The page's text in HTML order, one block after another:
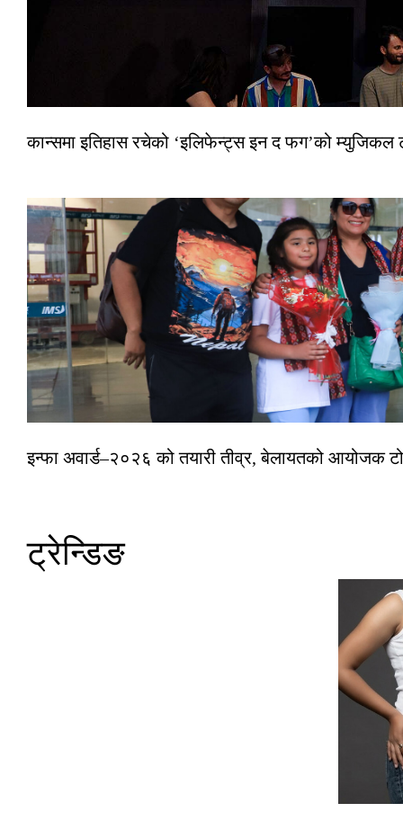
कान्समा इतिहास रचेको ‘इलिफेन्ट्स इन द फग’को म्युजिकल
इन्फा अवार्ड–२०२६ को तयारी तीव्र, बेलायतको आयोजक
ट्रेन्डिङ